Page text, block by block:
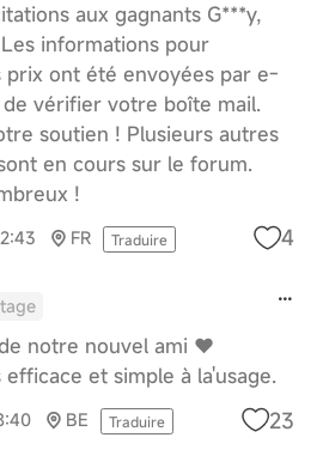
aux gagnants G***y,
informations pour
prix ont été envoyées par e-
vérifier votre boîte mail.
soutien ! Plusieurs autres
en cours sur le forum.
!
FR Traduire 4
notre nouvel ami ❤️
et simple à la'usage.
BE Traduire 23